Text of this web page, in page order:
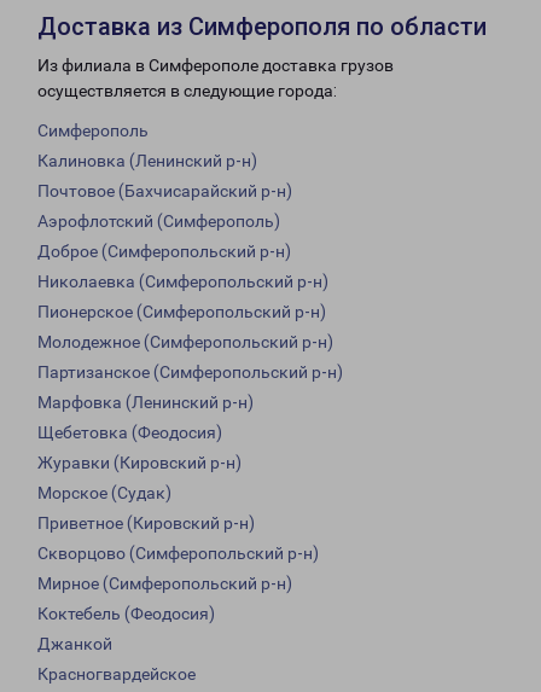
Доставка из Симферополя по области
Из филиала в Симферополе доставка грузов
осуществляется в следующие города:
Симферополь
Калиновка (Ленинский р-н)
Почтовое (Бахчисарайский р-н)
Аэрофлотский (Симферополь)
Доброе (Симферопольский р-н)
Николаевка (Симферопольский р-н)
Пионерское (Симферопольский р-н)
Молодежное (Симферопольский р-н)
Партизанское (Симферопольский р-н)
Марфовка (Ленинский р-н)
Щебетовка (Феодосия)
Журавки (Кировский р-н)
Морское (Судак)
Приветное (Кировский р-н)
Скворцово (Симферопольский р-н)
Мирное (Симферопольский р-н)
Коктебель (Феодосия)
Джанкой
Красногвардейское